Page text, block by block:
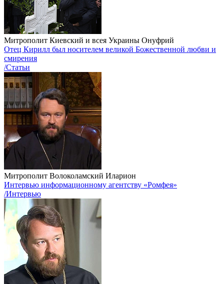
Митрополит Киевский и всея Украины Онуфрий
Отец Кирилл был носителем великой Божественной любви и
смирения
/Статьи
Митрополит Волоколамский Иларион
Интервью информационному агентству «Ромфея»
/Интервью